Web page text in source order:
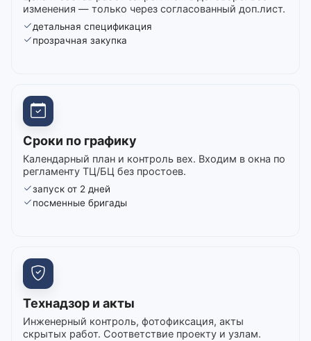
изменения — только через согласованный доп.лист.
детальная спецификация
прозрачная закупка
Сроки по графику
Календарный план и контроль вех. Входим в окна по
регламенту ТЦ/БЦ без простоев.
запуск от 2 дней
посменные бригады
Технадзор и акты
Инженерный контроль, фотофиксация, акты
скрытых работ. Соответствие проекту и узлам.